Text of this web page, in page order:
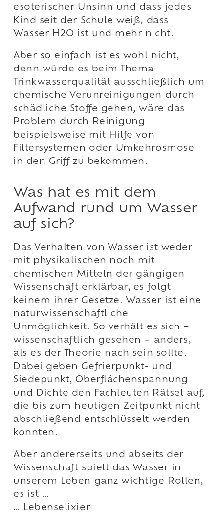
esoterischer Unsinn und dass jedes
Kind seit der Schule weiß, dass
Wasser H2O ist und mehr nicht.
Aber so einfach ist es wohl nicht,
denn würde es beim Thema
Trinkwasserqualität ausschließlich um
chemische Verunreinigungen durch
schädliche Stoffe gehen, wäre das
Problem durch Reinigung
beispielsweise mit Hilfe von
Filtersystemen oder Umkehrosmose
in den Griff zu bekommen.
Was hat es mit dem
Aufwand rund um Wasser
auf sich?
Das Verhalten von Wasser ist weder
mit physikalischen noch mit
chemischen Mitteln der gängigen
Wissenschaft erklärbar, es folgt
keinem ihrer Gesetze. Wasser ist eine
naturwissenschaftliche
Unmöglichkeit. So verhält es sich –
wissenschaftlich gesehen – anders,
als es der Theorie nach sein sollte.
Dabei geben Gefrierpunkt- und
Siedepunkt, Oberflächenspannung
und Dichte den Fachleuten Rätsel auf,
die bis zum heutigen Zeitpunkt nicht
abschließend entschlüsselt werden
konnten.
Aber andererseits und abseits der
Wissenschaft spielt das Wasser in
unserem Leben ganz wichtige Rollen,
es ist …
… Lebenselixier